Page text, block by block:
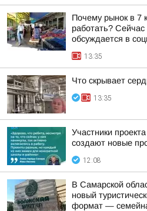
Почему рынок в 7
работать? Сейчас
обсуждается в
13:35
Что скрывает
13:35
Участники
создают новые
12:08
В Самарской
новый
формат —